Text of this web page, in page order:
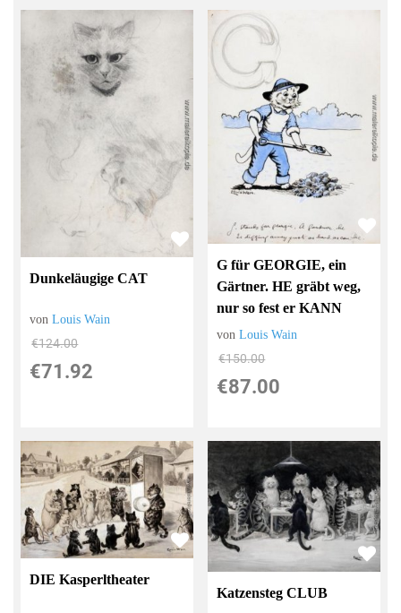
Dunkeläugige CAT
vonLouis Wain
€124.00
€71.92
G für GEORGIE, ein
Gärtner. HE gräbt weg,
nur so fest er KANN
vonLouis Wain
€150.00
€87.00
DIE Kasperltheater
Katzensteg CLUB